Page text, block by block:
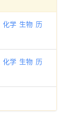
化学 生物 历
化学 生物 历